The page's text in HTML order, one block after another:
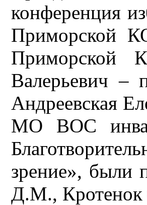
конференция
Приморской
Приморской
Валерьевич –
Андреевская
МО ВОС
зрение», были
Д.М.,